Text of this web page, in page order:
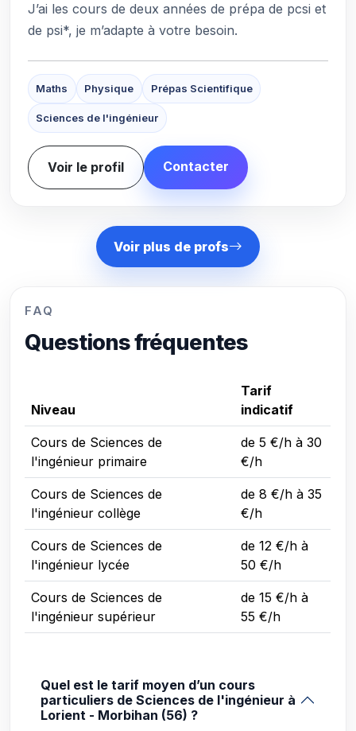
J’ai les cours de deux années de prépa de pcsi et
de psi*, je m’adapte à votre besoin.
Maths Physique Prépas Scientifique
Sciences de l'ingénieur
Voir le profil Contacter
Voir plus de profs
FAQ
Questions fréquentes
Niveau
Tarif
indicatif
Cours de Sciences de
l'ingénieur primaire
de 5 €/h à 30
€/h
Cours de Sciences de
l'ingénieur collège
de 8 €/h à 35
€/h
Cours de Sciences de
l'ingénieur lycée
de 12 €/h à
50 €/h
Cours de Sciences de
l'ingénieur supérieur
de 15 €/h à
55 €/h
Quel est le tarif moyen d’un cours
particuliers de Sciences de l'ingénieur à
Lorient - Morbihan (56) ?